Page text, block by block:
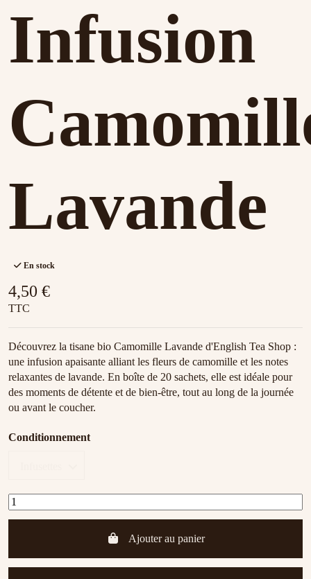
Infusion
Lavande
En stock
4,50 €
TTC
Découvrez la tisane bio Camomille Lavande d'English Tea Shop :
une infusion apaisante alliant les fleurs de camomille et les notes
relaxantes de lavande. En boîte de 20 sachets, elle est idéale pour
des moments de détente et de bien-être, tout au long de la journée
ou avant le coucher.
Conditionnement
Ajouter au panier